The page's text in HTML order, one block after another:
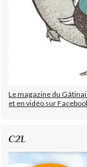
Le magazine du
et en vidéo sur
C2L